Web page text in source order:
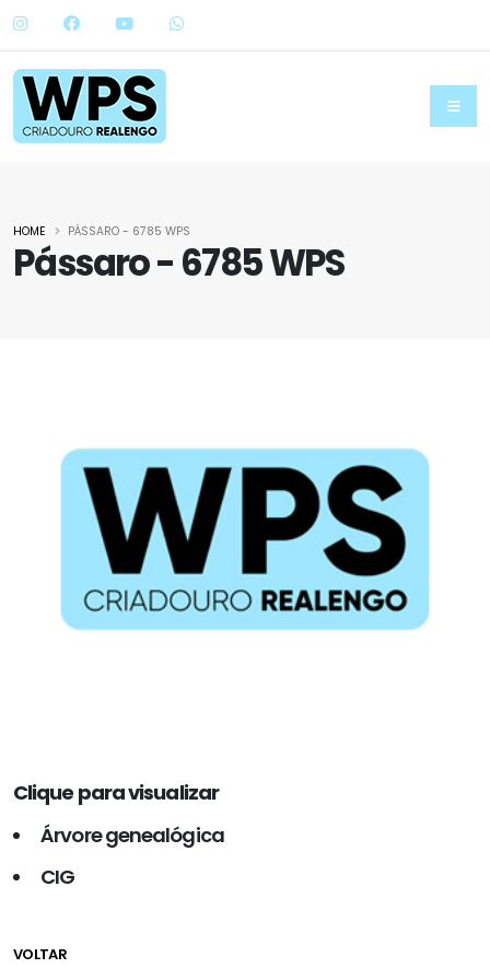
Pássaro - 6785 WPS
HOME PÁSSARO - 6785 WPS
Clique para visualizar
Árvore genealógica
CIG
VOLTAR